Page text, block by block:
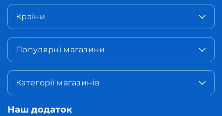
Країни
Популярні магазини
Категорії магазинів
Наш додаток